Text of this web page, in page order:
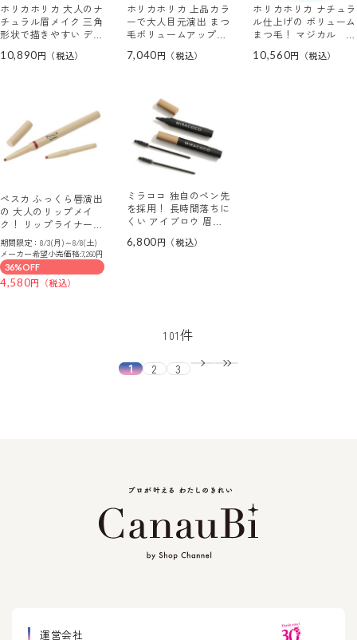
ホリカホリカ 大人のナ
チュラル眉メイク 三角
形状で描きやすい デザ
ロウ ３本セット
10,890
ホリカホリカ 上品カラ
ーで大人目元演出 まつ
毛ボリュームアップ！
カラ ＷＰ バイオレッ
7,040
ホリカホリカ ナチュラ
ル仕上げの ボリューム
まつ毛！ マジカル ポ
本セット
10,560
ペスカ ふっくら唇演出
の 大人のリップメイ
ク！ リップライナー＆
リップカラーとして使
える “リップライナー“
＜ベージュレッド＞ ２
本分セット
期間限定：8/3(月)～8/8(土)
メーカー希望小売価格:7,260円
36%OFF
4,580
ミラココ 独自のペン先
を採用！ 長時間落ちに
くい アイブロウ 眉テ
セット
6,800
101件
1 2 3
運営会社